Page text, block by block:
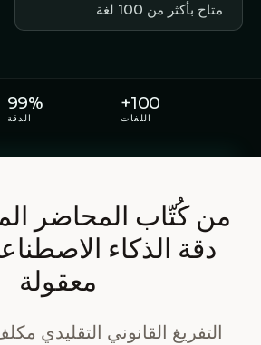
متاح بأكثر من 100 لغة
100+
اللغات
99%
الدقة
من كُتّاب المحاضر
دقة الذكاء
معقولة
التفريغ القانوني التقليدي